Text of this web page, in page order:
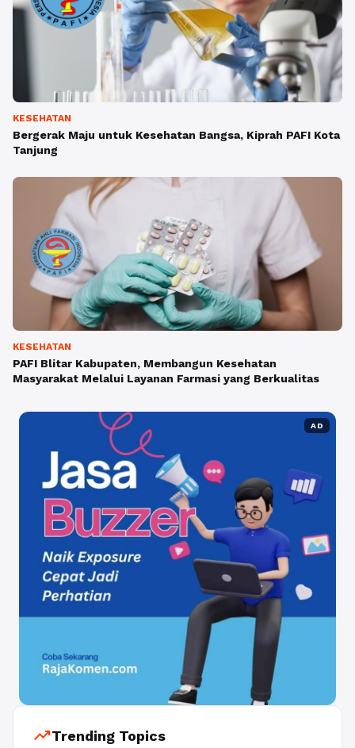
KESEHATAN
Bergerak Maju untuk Kesehatan Bangsa, Kiprah PAFI Kota
Tanjung
KESEHATAN
PAFI Blitar Kabupaten, Membangun Kesehatan
Masyarakat Melalui Layanan Farmasi yang Berkualitas
AD
trending_upTrending Topics